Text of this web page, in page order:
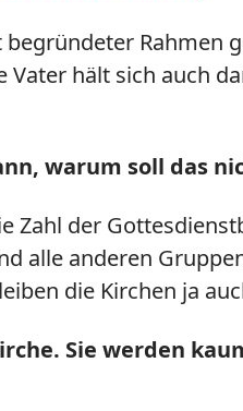
Rahmen
hält sich auch
warum soll das
der
alle anderen
die Kirchen ja
Sie werden